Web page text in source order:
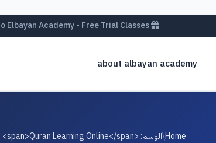
about albayan academy
Home
/الوسم: <span>Quran Learning Online</span>